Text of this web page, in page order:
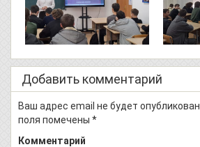
Добавить комментарий
Ваш адрес email не будет опубликован.
поля помечены *
Комментарий